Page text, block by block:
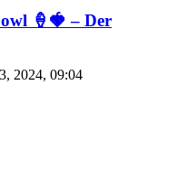
🍦🍓 – Der
2024, 09:04